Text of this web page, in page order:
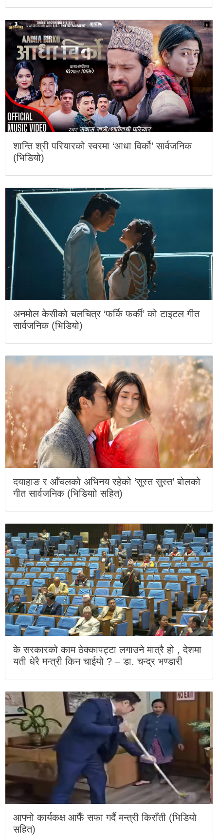
शान्ति श्री परियारको स्वरमा ‘आधा विर्को’ सार्वजनिक
(भिडियो)
अनमोल केसीको चलचित्र ‘फर्कि फर्की’ को टाइटल गीत
सार्वजनिक (भिडियो)
दयाहाङ र आँचलको अभिनय रहेको ‘सुस्त सुस्त’ बोलको
गीत सार्वजनिक (भिडियाो सहित)
के सरकारको काम ठेक्कापट्टा लगाउने मात्रै हो , देशमा
यती धेरै मन्त्री किन चाईयो ? – डा. चन्द्र भण्डारी
आफ्नो कार्यकक्ष आफैँ सफा गर्दै मन्त्री किराँती (भिडियो
सहित)